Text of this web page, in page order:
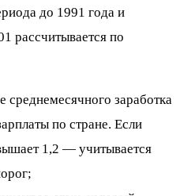
до 1991 года и
рассчитывается по
среднемесячного заработка
по стране. Если
1,2 — учитывается